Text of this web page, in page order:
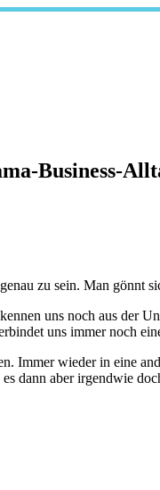
Business-
zu sein. Man gönnt
uns noch aus
uns immer noch
Immer wieder in eine
dann aber irgendwie